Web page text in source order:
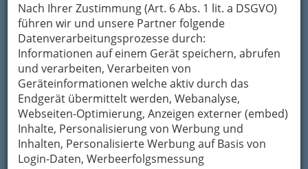
Nach Ihrer Zustimmung (Art. 6 Abs. 1 lit. a DSGVO)
führen wir und unsere Partner folgende
Datenverarbeitungsprozesse durch:
Informationen auf einem Gerät speichern, abrufen
und verarbeiten, Verarbeiten von
Geräteinformationen welche aktiv durch das
Endgerät übermittelt werden, Webanalyse,
Webseiten-Optimierung, Anzeigen externer (embed)
Inhalte, Personalisierung von Werbung und
Inhalten, Personalisierte Werbung auf Basis von
Login-Daten, Werbeerfolgsmessung
Freizeitbetriebe
Arbeitsvermittlung